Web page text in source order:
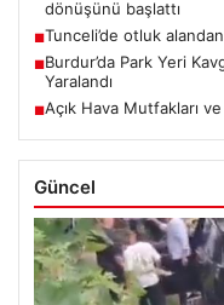
dönüşünü başlattı
■Tunceli’de otluk
■Burdur’da Park Yeri
Yaralandı
■Açık Hava Mutfakları
Güncel